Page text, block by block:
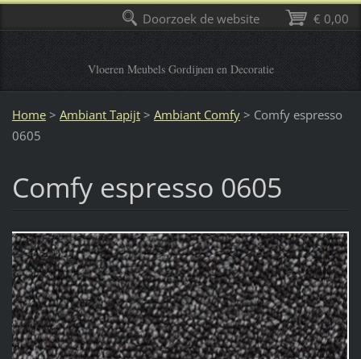
Vloeren Meubels Gordijnen en Decoratie
Home > Ambiant Tapijt > Ambiant Comfy > Comfy espresso
0605
Comfy espresso 0605
€ 0,00
Doorzoek de website